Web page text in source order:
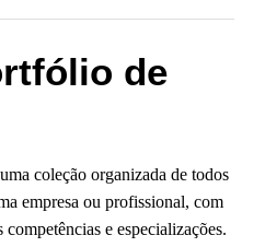
de
coleção organizada de todos
empresa ou profissional, com
e especializações.